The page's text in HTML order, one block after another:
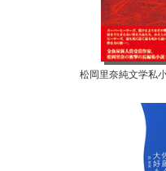
松岡里奈純文学私